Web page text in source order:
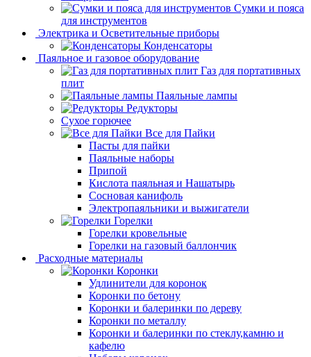
Сумки и пояса
для инструментов
Электрика и Осветительные приборы
Конденсаторы
Паяльное и газовое оборудование
Газ для портативных
плит
Паяльные лампы
Редукторы
Сухое горючее
Все для Пайки
Пасты для пайки
Паяльные наборы
Припой
Кислота паяльная и Нашатырь
Сосновая канифоль
Электропаяльники и выжигатели
Горелки
Горелки кровельные
Горелки на газовый баллончик
Расходные материалы
Коронки
Удлинители для коронок
Коронки по бетону
Коронки и балеринки по дереву
Коронки по металлу
Коронки и балеринки по стеклу,камню и
кафелю